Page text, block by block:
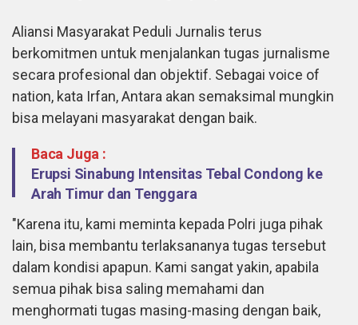
Aliansi Masyarakat Peduli Jurnalis terus
berkomitmen untuk menjalankan tugas jurnalisme
secara profesional dan objektif. Sebagai voice of
nation, kata Irfan, Antara akan semaksimal mungkin
bisa melayani masyarakat dengan baik.
Baca Juga :
Erupsi Sinabung Intensitas Tebal Condong ke
Arah Timur dan Tenggara
"Karena itu, kami meminta kepada Polri juga pihak
lain, bisa membantu terlaksananya tugas tersebut
dalam kondisi apapun. Kami sangat yakin, apabila
semua pihak bisa saling memahami dan
menghormati tugas masing-masing dengan baik,